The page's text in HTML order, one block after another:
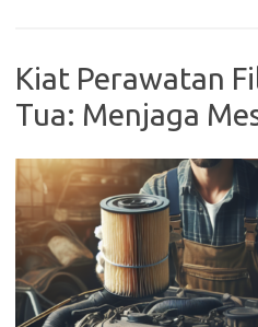
Kiat Perawatan
Tua: Menjaga